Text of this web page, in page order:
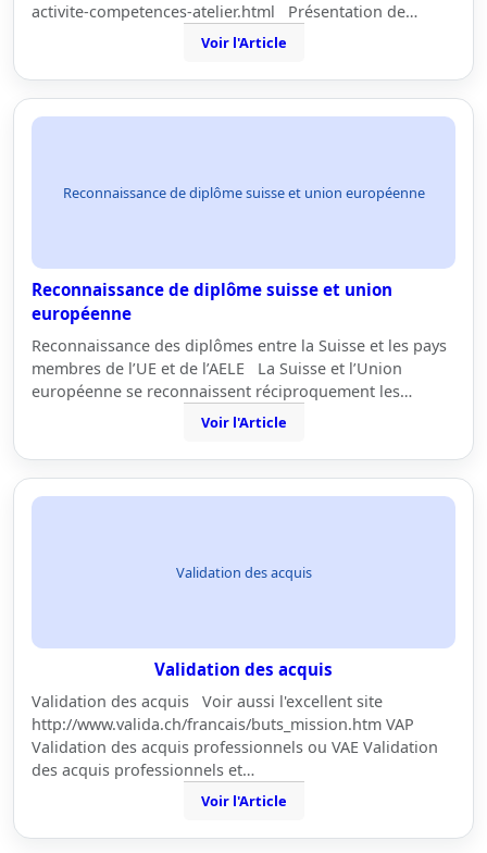
activite-competences-atelier.html Présentation de…
Voir l'Article
Reconnaissance de diplôme suisse et union européenne
Reconnaissance de diplôme suisse et union
européenne
Reconnaissance des diplômes entre la Suisse et les pays
membres de l’UE et de l’AELE La Suisse et l’Union
européenne se reconnaissent réciproquement les…
Voir l'Article
Validation des acquis
Validation des acquis
Validation des acquis Voir aussi l'excellent site
http://www.valida.ch/francais/buts_mission.htm VAP
Validation des acquis professionnels ou VAE Validation
des acquis professionnels et…
Voir l'Article